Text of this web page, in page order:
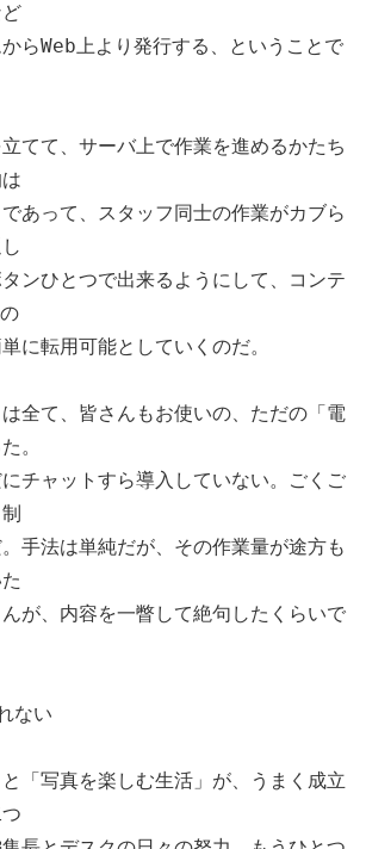
らWeb上より発行する、ということで
てて、サーバ上で作業を進めるかたち
あって、スタッフ同士の作業がカブら
ンひとつで出来るようにして、コンテ
に転用可能としていくのだ。
全て、皆さんもお使いの、ただの「電
。
チャットすら導入していない。ごくご
手法は単純だが、その作業量が途方も
が、内容を一瞥して絶句したくらいで
ない
と「写真を楽しむ生活」が、うまく成立